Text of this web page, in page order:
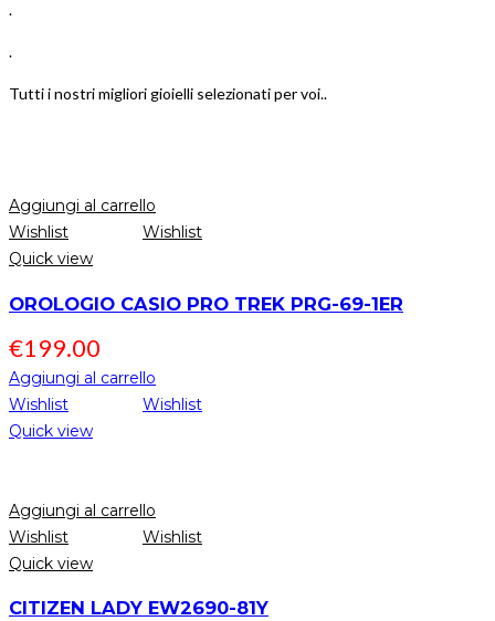
.
.
Tutti i nostri migliori gioielli selezionati per voi..
Aggiungi al carrello
Wishlist
Wishlist
Quick view
OROLOGIO CASIO PRO TREK PRG-69-1ER
€199.00
Aggiungi al carrello
Wishlist
Wishlist
Quick view
Aggiungi al carrello
Wishlist
Wishlist
Quick view
CITIZEN LADY EW2690-81Y